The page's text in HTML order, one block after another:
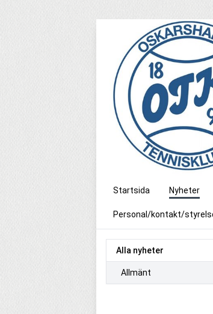
Startsida Nyheter
Personal/kontakt/
Alla nyheter
Allmänt